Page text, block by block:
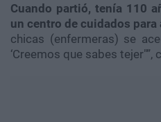
Cuando partió, tenía 110
un centro de cuidados para
chicas (enfermeras) se
‘Creemos que sabes tejer"”,